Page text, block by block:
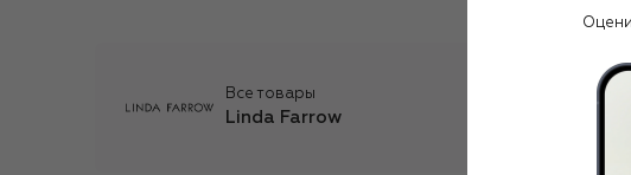
Все товары
Linda Farrow